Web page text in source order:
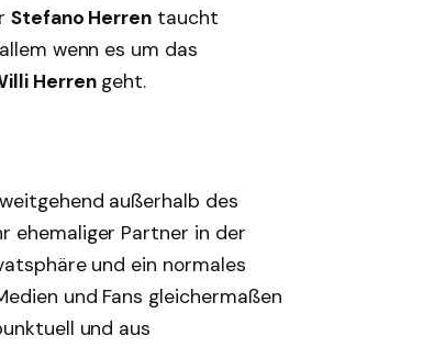
Stefano Herren taucht
wenn es um das
Herrengeht.
außerhalb des
ehemaliger Partner in der
und ein normales
und Fans gleichermaßen
und aus